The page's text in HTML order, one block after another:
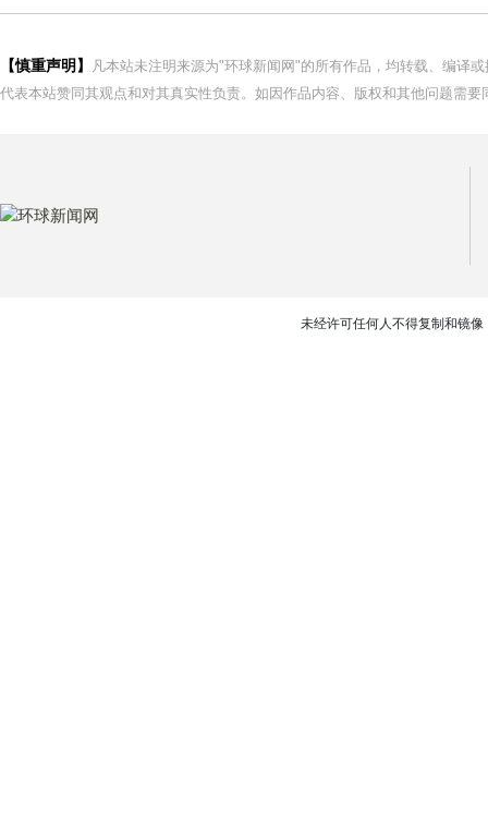
【慎重声明】
凡本站未注明来源为"环球新闻网"的所有作品，均转载、编译
代表本站赞同其观点和对其真实性负责。如因作品内容、版权和其他问题需
未经许可任何人不得复制和镜